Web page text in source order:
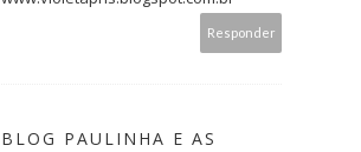
Responder
BLOG PAULINHA E AS